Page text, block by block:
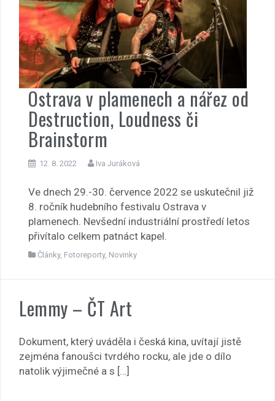
Ostrava v plamenech a nářez od
Destruction, Loudness či
Brainstorm
12. 8. 2022 Iva Juráková
Ve dnech 29.-30. července 2022 se uskutečnil již
8. ročník hudebního festivalu Ostrava v
plamenech. Nevšední industriální prostředí letos
přivítalo celkem patnáct kapel.
Články, Fotoreporty, Novinky
Lemmy – ČT Art
Dokument, který uváděla i česká kina, uvítají jistě
zejména fanoušci tvrdého rocku, ale jde o dílo
natolik výjimečné a s […]